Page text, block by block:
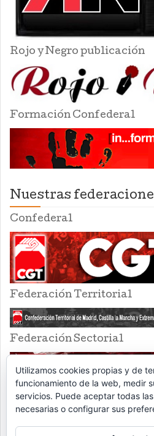
Rojo y Negro publicación
Formación Confederal
Nuestras
Confederal
Federación Territorial
Federación Sectorial
Utilizamos cookies propias y de
funcionamiento de la web, medir
servicios. Puede aceptar todas
necesarias o configurar sus